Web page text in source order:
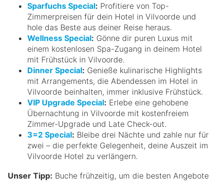
Sparfuchs Special: Profitiere von Top-
Zimmerpreisen für dein Hotel in Vilvoorde und
hole das Beste aus deiner Reise heraus.
Wellness Special: Gönne dir puren Luxus mit
einem kostenlosen Spa-Zugang in deinem Hotel
mit Frühstück in Vilvoorde.
Dinner Special: Genieße kulinarische Highlights
mit Arrangements, die Abendessen im Hotel in
Vilvoorde beinhalten, immer inklusive Frühstück.
VIP Upgrade Special: Erlebe eine gehobene
Übernachtung in Vilvoorde mit kostenfreiem
Zimmer-Upgrade und Late Check-out.
3=2 Special: Bleibe drei Nächte und zahle nur für
zwei – die perfekte Gelegenheit, deine Auszeit im
Vilvoorde Hotel zu verlängern.
Unser Tipp: Buche frühzeitig, um die besten Angebote